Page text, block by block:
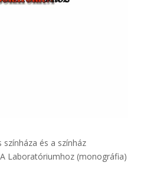
és a színház
Laboratóriumhoz (monográfia)